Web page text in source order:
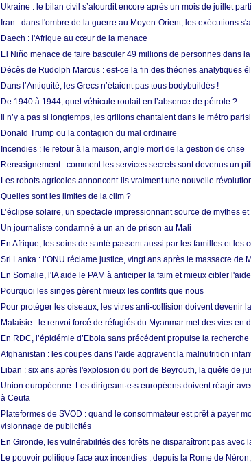
Ukraine : le bilan civil s’alourdit encore après un mois de juillet
Iran : dans l'ombre de la guerre au Moyen-Orient, les exécutions
Daech : l'Afrique au cœur de la menace
El Niño menace de faire basculer 49 millions de personnes dans
Décès de Rudolph Marcus : est-ce la fin des théories analytiques
Dans l’Antiquité, les Grecs n’étaient pas tous bodybuildés !
De 1940 à 1944, quel véhicule roulait en l’absence de pétrole ?
Il n’y a pas si longtemps, les grillons chantaient dans le métro
Donald Trump ou la contagion du mal ordinaire
Incendies : le retour à la maison, angle mort de la gestion de crise
Renseignement : comment les services secrets sont devenus un
Les robots agricoles annoncent-ils vraiment une nouvelle
Quelles sont les limites de la clim ?
L’éclipse solaire, un spectacle impressionnant source de mythes
Un journaliste condamné à un an de prison au Mali
En Afrique, les soins de santé passent aussi par les familles et les
Sri Lanka : l’ONU réclame justice, vingt ans après le massacre de
En Somalie, l'IA aide le PAM à anticiper la faim et mieux cibler l'aide
Pourquoi les singes gèrent mieux les conflits que nous
Pour protéger les oiseaux, les vitres anti-collision doivent devenir
Malaisie : le renvoi forcé de réfugiés du Myanmar met des vies en
En RDC, l’épidémie d’Ebola sans précédent propulse la
Afghanistan : les coupes dans l’aide aggravent la malnutrition
Liban : six ans après l'explosion du port de Beyrouth, la quête de
Union européenne. Les dirigeant·e·s européens doivent réagir
à Ceuta
Plateformes de SVOD : quand le consommateur est prêt à payer
visionnage de publicités
En Gironde, les vulnérabilités des forêts ne disparaîtront pas avec
Le pouvoir politique face aux incendies : depuis la Rome de